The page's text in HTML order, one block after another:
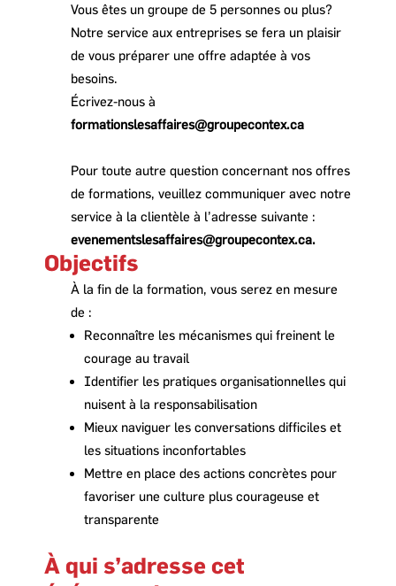
Vous êtes un groupe de 5 personnes ou plus?
Notre service aux entreprises se fera un plaisir
de vous préparer une offre adaptée à vos
besoins.
Écrivez-nous à
formationslesaffaires@groupecontex.ca
Pour toute autre question concernant nos offres
de formations, veuillez communiquer avec notre
service à la clientèle à l’adresse suivante :
evenementslesaffaires@groupecontex.ca.
Objectifs
À la fin de la formation, vous serez en mesure
de :
Reconnaître les mécanismes qui freinent le
courage au travail
Identifier les pratiques organisationnelles qui
nuisent à la responsabilisation
Mieux naviguer les conversations difficiles et
les situations inconfortables
Mettre en place des actions concrètes pour
favoriser une culture plus courageuse et
transparente
À qui s’adresse cet